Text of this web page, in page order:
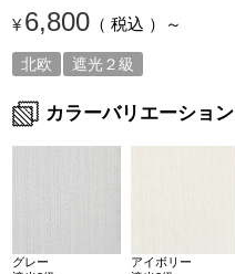
¥ 6,800 税込
北欧 遮光２級
カラーバリエーション
グレー
アイボリー